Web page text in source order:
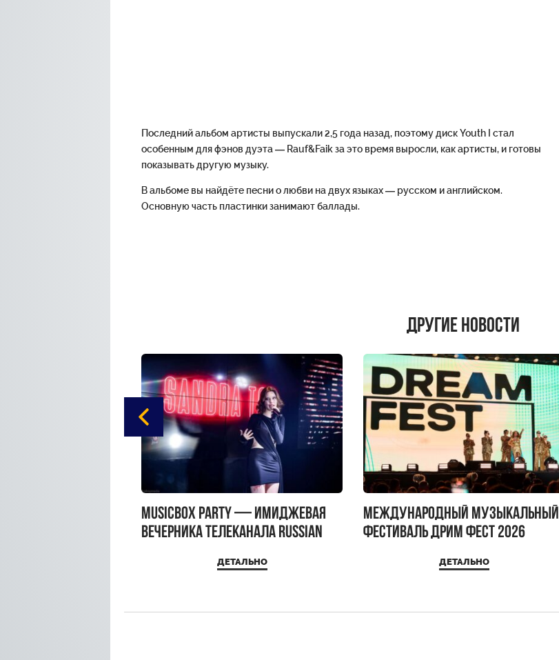
Последний альбом артисты выпускали 2,5 года назад, поэтому диск Youth I стал
особенным для фэнов дуэта — Rauf&Faik за это время выросли, как артисты, и готовы
показывать другую музыку.
В альбоме вы найдёте песни о любви на двух языках — русском и английском.
Основную часть пластинки занимают баллады.
Другие новости
MUSICBOX PARTY — имиджевая
вечерника телеканала RUSSIAN
ДЕТАЛЬНО
Международный музыкальный
фестиваль ДРИМ ФЕСТ 2026
ДЕТАЛЬНО